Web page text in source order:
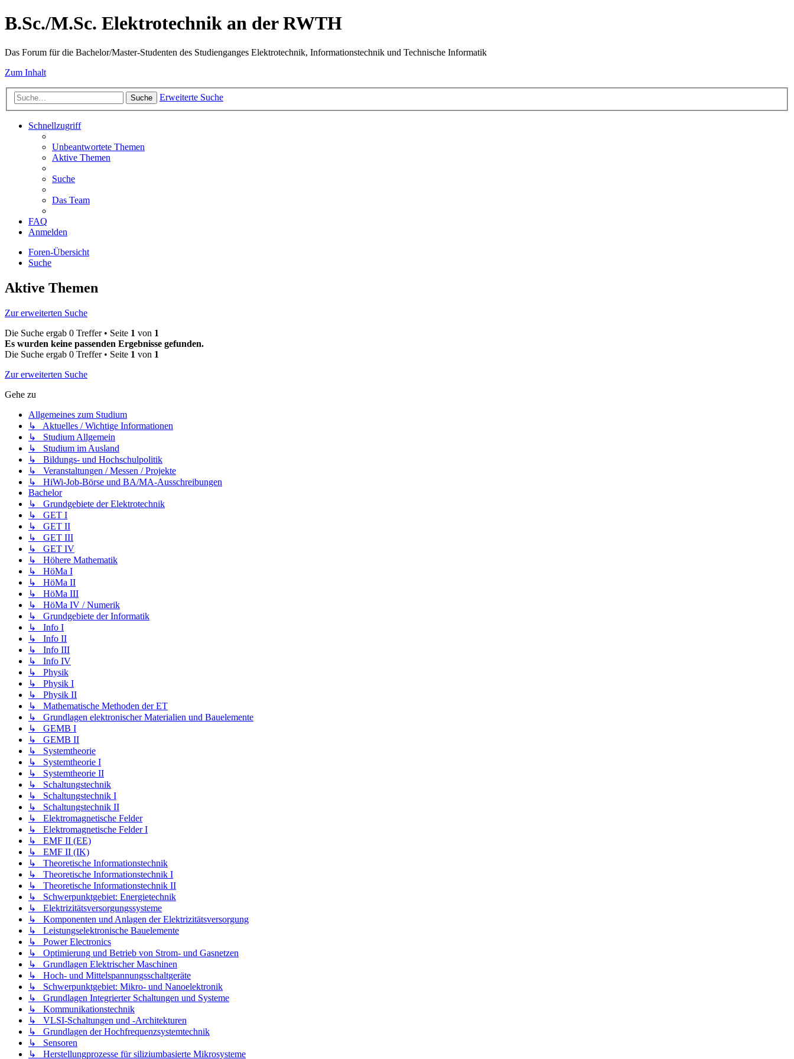
B.Sc./M.Sc. Elektrotechnik an der RWTH
Das Forum für die Bachelor/Master-Studenten des Studienganges Elektrotechnik, Informationstechnik und Technische Informatik
Zum Inhalt
Suche Erweiterte Suche
Schnellzugriff
Unbeantwortete Themen
Aktive Themen
Suche
Das Team
FAQ
Anmelden
Foren-Übersicht
Suche
Aktive Themen
Zur erweiterten Suche
Die Suche ergab 0 Treffer • Seite 1 von 1
Es wurden keine passenden Ergebnisse gefunden.
Die Suche ergab 0 Treffer • Seite 1 von 1
Zur erweiterten Suche
Gehe zu
Allgemeines zum Studium
↳ Aktuelles / Wichtige Informationen
↳ Studium Allgemein
↳ Studium im Ausland
↳ Bildungs- und Hochschulpolitik
↳ Veranstaltungen / Messen / Projekte
↳ HiWi-Job-Börse und BA/MA-Ausschreibungen
Bachelor
↳ Grundgebiete der Elektrotechnik
↳ GET I
↳ GET II
↳ GET III
↳ GET IV
↳ Höhere Mathematik
↳ HöMa I
↳ HöMa II
↳ HöMa III
↳ HöMa IV / Numerik
↳ Grundgebiete der Informatik
↳ Info I
↳ Info II
↳ Info III
↳ Info IV
↳ Physik
↳ Physik I
↳ Physik II
↳ Mathematische Methoden der ET
↳ Grundlagen elektronischer Materialien und Bauelemente
↳ GEMB I
↳ GEMB II
↳ Systemtheorie
↳ Systemtheorie I
↳ Systemtheorie II
↳ Schaltungstechnik
↳ Schaltungstechnik I
↳ Schaltungstechnik II
↳ Elektromagnetische Felder
↳ Elektromagnetische Felder I
↳ EMF II (EE)
↳ EMF II (IK)
↳ Theoretische Informationstechnik
↳ Theoretische Informationstechnik I
↳ Theoretische Informationstechnik II
↳ Schwerpunktgebiet: Energietechnik
↳ Elektrizitätsversorgungssysteme
↳ Komponenten und Anlagen der Elektrizitätsversorgung
↳ Leistungselektronische Bauelemente
↳ Power Electronics
↳ Optimierung und Betrieb von Strom- und Gasnetzen
↳ Grundlagen Elektrischer Maschinen
↳ Hoch- und Mittelspannungsschaltgeräte
↳ Schwerpunktgebiet: Mikro- und Nanoelektronik
↳ Grundlagen Integrierter Schaltungen und Systeme
↳ Kommunikationstechnik
↳ VLSI-Schaltungen und -Architekturen
↳ Grundlagen der Hochfrequenzsystemtechnik
↳ Sensoren
↳ Herstellungprozesse für siliziumbasierte Mikrosysteme